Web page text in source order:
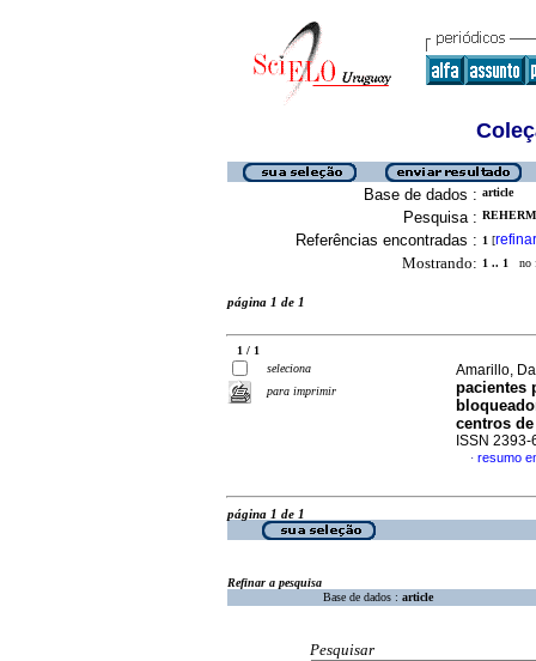
Base de dados : article
Pesquisa :
Referências encontradas : 1 [refinar
Mostrando: 1 .. 1 no
página 1 de 1
1 / 1
seleciona
para imprimir
Amarillo,
pacientes
centros
ISSN 2393-
· resumo
página 1 de 1
Refinar a pesquisa
Base de dados : article
Pesquisar